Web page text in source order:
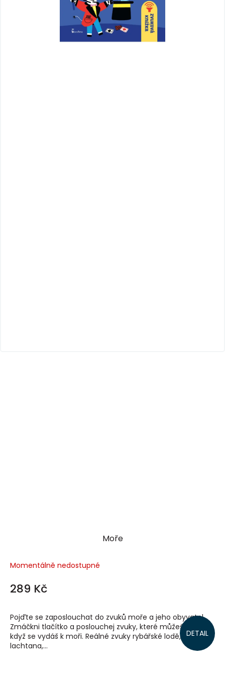
Moře
Momentálně nedostupné
289 Kč
DETAIL
Pojďte se zaposlouchat do zvuků moře a jeho obyvatel.
Zmáčkni tlačítko a poslouchej zvuky, které můžeš slyšet,
když se vydáš k moři. Reálné zvuky rybářské lodě,
lachtana,...